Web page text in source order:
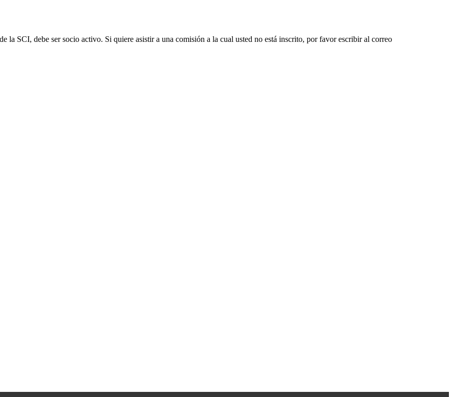
la SCI, debe ser socio activo. Si quiere asistir a una comisión a la cual usted no está inscrito, por favor escribir al correo